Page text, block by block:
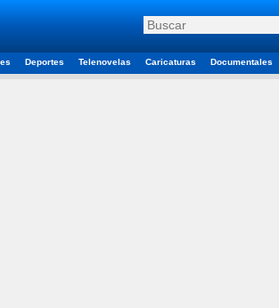
Deportes Telenovelas Caricaturas Documentales